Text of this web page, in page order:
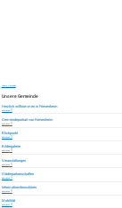
Unsere Gemeinde
Unsere Gemeinde
Herzlich willkommen in Friesenheim
Gemeindeportrait von Friesenheim
weiterlesen
Blickpunkt
weiterlesen
Bildergalerie
weiterlesen
Veranstaltungen
weiterlesen
Städtepartnerschaften
weiterlesen
Informationsbroschüren
weiterlesen
Mobilität
weiterlesen